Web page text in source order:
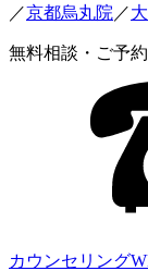
／京都烏丸院 ／
無料相談・ご予
カウンセリング